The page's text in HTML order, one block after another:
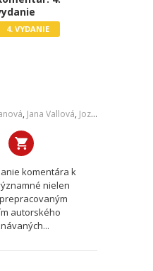
4. VYDANIE
, Jana Vallová, Jozef Milučký
komentára k
nielen
autorského